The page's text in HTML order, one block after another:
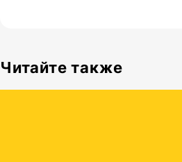
Читайте также